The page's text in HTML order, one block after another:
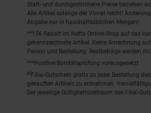
Statt- und durchgestrichene Preise beziehen
Alle Artikel solange der Vorrat reicht!
Abgabe nur in haushaltsüblichen Mengen!
**15€ Rabatt im Netto Online-Shop auf das
gekennzeichnete Artikel. Keine Anrechnung
Person und Bestellung. Restbeträge werden
***Positive Bonitätsprüfung vorausgesetzt
²⁰Filial-Gutschein gratis zu jeder Bestellung
gekauften Artikels zu entnehmen.
Der jeweilige Gültigkeitszeitraum des Filial-